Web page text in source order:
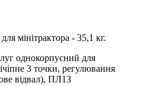
мінітрактора - 35,1 кг.
однокорпусний для
3 точки, регулювання
відвал), ПЛ13